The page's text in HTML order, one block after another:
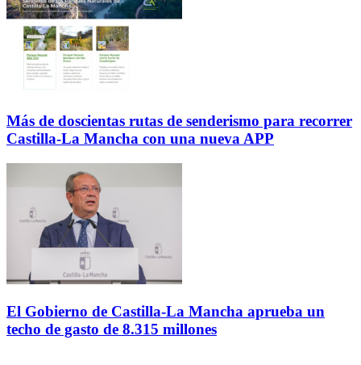
Más de doscientas rutas de senderismo para recorrer
Castilla-La Mancha con una nueva APP
El Gobierno de Castilla-La Mancha aprueba un
techo de gasto de 8.315 millones